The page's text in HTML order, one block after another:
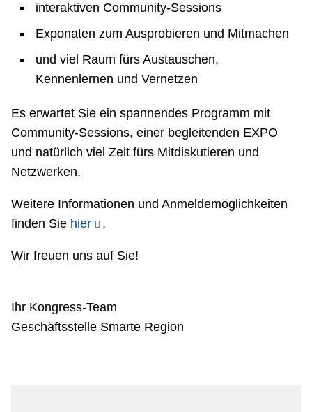
interaktiven Community-Sessions
Exponaten zum Ausprobieren und Mitmachen
und viel Raum fürs Austauschen,
Kennenlernen und Vernetzen
Es erwartet Sie ein spannendes Programm mit
Community-Sessions, einer begleitenden EXPO
und natürlich viel Zeit fürs Mitdiskutieren und
Netzwerken.
Weitere Informationen und Anmeldemöglichkeiten
finden Sie hier .
Wir freuen uns auf Sie!
Ihr Kongress-Team
Geschäftsstelle Smarte Region